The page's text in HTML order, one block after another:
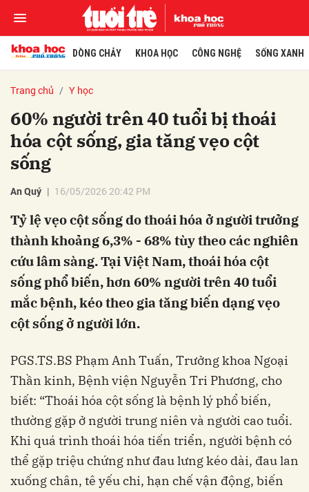
DÒNG CHẢY KHOA HỌC CÔNG NGHỆ SỐNG XANH
Trang chủ Y học
60% người trên 40 tuổi bị thoái
hóa cột sống, gia tăng vẹo cột
sống
An Quý 16/05/2026 20:42 PM
Tỷ lệ vẹo cột sống do thoái hóa ở người trưởng
thành khoảng 6,3% - 68% tùy theo các nghiên
cứu lâm sàng. Tại Việt Nam, thoái hóa cột
sống phổ biến, hơn 60% người trên 40 tuổi
mắc bệnh, kéo theo gia tăng biến dạng vẹo
cột sống ở người lớn.
PGS.TS.BS Phạm Anh Tuấn, Trưởng khoa Ngoại
Thần kinh, Bệnh viện Nguyễn Tri Phương, cho
biết: “Thoái hóa cột sống là bệnh lý phổ biến,
thường gặp ở người trung niên và người cao tuổi.
Khi quá trình thoái hóa tiến triển, người bệnh có
thể gặp triệu chứng như đau lưng kéo dài, đau lan
xuống chân, tê yếu chi, hạn chế vận động, biến